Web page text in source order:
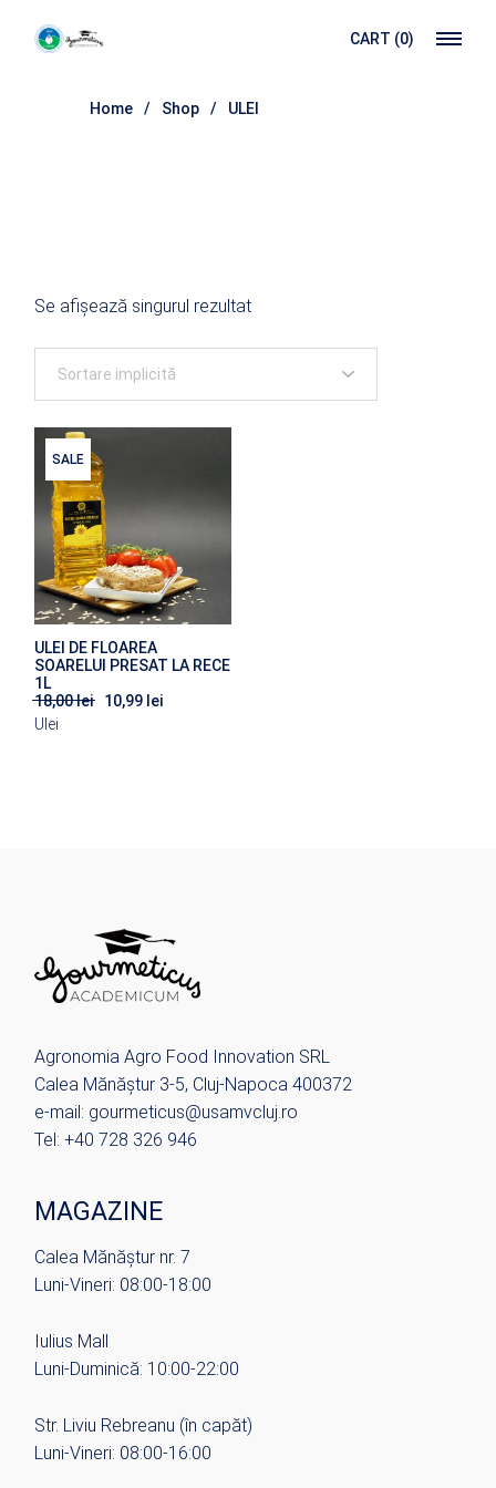
content
CART (0)
Home Shop ULEI
Se afișează singurul rezultat
SALE
ULEI DE FLOAREA
SOARELUI PRESAT LA RECE
1L
18,00lei
Prețul
inițial
10,99 lei
Prețul
curent
Ulei
Agronomia Agro Food Innovation SRL
Calea Mănăștur 3-5, Cluj-Napoca 400372
e-mail: gourmeticus@usamvcluj.ro
Tel: +40 728 326 946
MAGAZINE
Calea Mănăștur nr. 7
Luni-Vineri: 08:00-18:00
Iulius Mall
Luni-Duminică: 10:00-22:00
Str. Liviu Rebreanu (în capăt)
Luni-Vineri: 08:00-16:00